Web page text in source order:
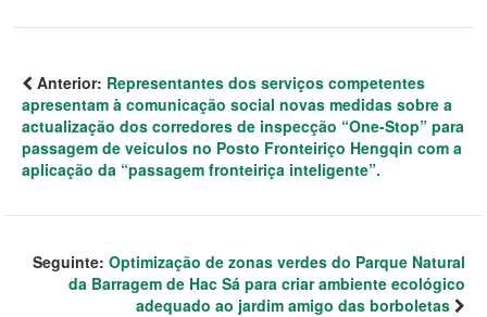
Anterior: Representantes dos serviços competentes
apresentam à comunicação social novas medidas sobre a
actualização dos corredores de inspecção “One-Stop” para
passagem de veículos no Posto Fronteiriço Hengqin com a
aplicação da “passagem fronteiriça inteligente”.
Seguinte: Optimização de zonas verdes do Parque Natural
da Barragem de Hac Sá para criar ambiente ecológico
adequado ao jardim amigo das borboletas